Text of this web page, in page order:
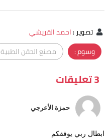
تصوير:احمد القريشي
وسوم :
مصنع الحقن الطبية
3 تعليقات
حمزة الأعرجي
ابطال ربي يوفقكم